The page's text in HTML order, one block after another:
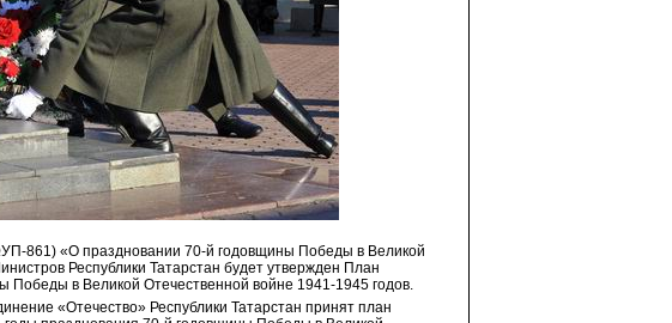
861) «О праздновании 70-й годовщины Победы в Великой
Республики Татарстан будет утвержден План
Победы в Великой Отечественной войне 1941-1945 годов.
«Отечество» Республики Татарстан принят план